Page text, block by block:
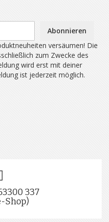
Abonnieren
versäumen! Die
zum Zwecke des
wird erst mit deiner
ist jederzeit möglich.
337
Shop)